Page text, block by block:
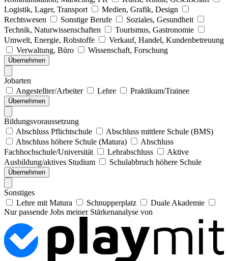
Logistik, Lager, Transport
Medien, Grafik, Design
Rechtswesen
Sonstige Berufe
Soziales, Gesundheit
Technik, Naturwissenschaften
Tourismus, Gastronomie
Umwelt, Energie, Rohstoffe
Verkauf, Handel, Kundenbetreuung
Verwaltung, Büro
Wissenschaft, Forschung
Übernehmen
Jobarten
Angestellter/Arbeiter
Lehre Praktikum/Trainee
Übernehmen
Bildungsvoraussetzung
Abschluss Pflichtschule
Abschluss mittlere Schule (BMS)
Abschluss höhere Schule (Matura)
Abschluss
Fachhochschule/Universität
Lehrabschluss
Aktive
Ausbildung/aktives Studium
Schulabbruch höhere Schule
Übernehmen
Sonstiges
Lehre mit Matura
Schnupperplatz
Duale Akademie
Nur passende Jobs meiner Stärkenanalyse von